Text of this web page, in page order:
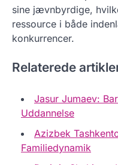
sine jævnbyrdige,
ressource i både
konkurrencer.
Relaterede
Jasur Jumaev:
Uddannelse
Azizbek
Familiedynamik